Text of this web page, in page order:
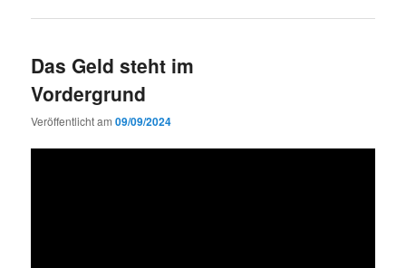
Das Geld steht im
Vordergrund
Veröffentlicht am09/09/2024